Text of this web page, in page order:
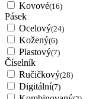
Kovové(16)
Pásek
Ocelový(24)
Kožený(6)
Plastový(7)
Číselník
Ručičkový(28)
Digitální(7)